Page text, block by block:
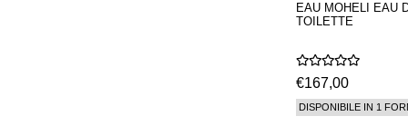
EAU MOHELI EAU
TOILETTE
€167,00
DISPONIBILE IN 1